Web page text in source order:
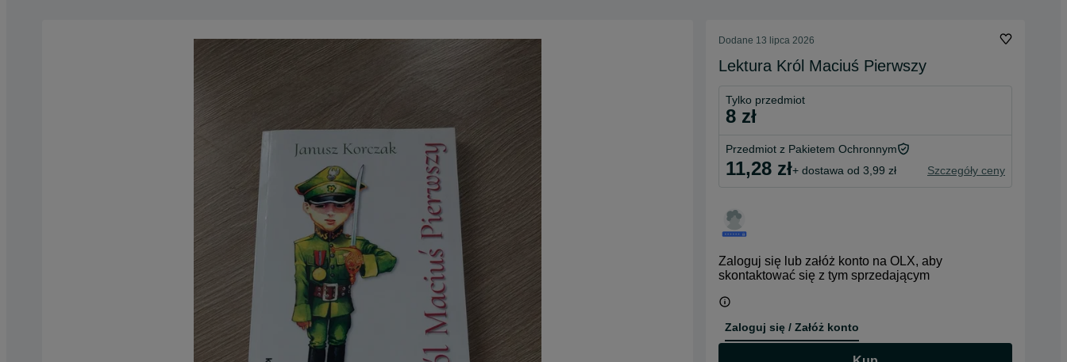
Dodane 13 lipca 2026
Lektura Król Maciuś Pierwszy
Tylko przedmiot
8 zł
Przedmiot z Pakietem Ochronnym
11,28 zł+ dostawa od 3,99 zł Szczegóły ceny
Zaloguj się lub załóż konto na OLX, aby
skontaktować się z tym sprzedającym
Zaloguj się / Załóż konto